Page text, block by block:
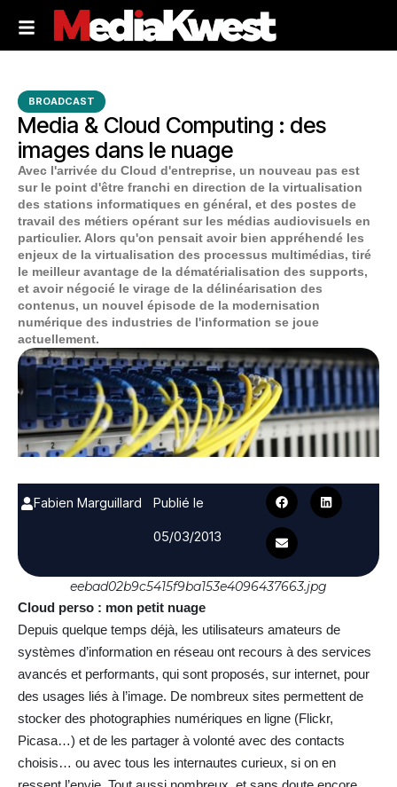
BROADCAST
Media & Cloud Computing : des
images dans le nuage
Avec l'arrivée du Cloud d'entreprise, un nouveau pas est
sur le point d'être franchi en direction de la virtualisation
des stations informatiques en général, et des postes de
travail des métiers opérant sur les médias audiovisuels en
particulier. Alors qu'on pensait avoir bien appréhendé les
enjeux de la virtualisation des processus multimédias, tiré
le meilleur avantage de la dématérialisation des supports,
et avoir négocié le virage de la délinéarisation des
contenus, un nouvel épisode de la modernisation
numérique des industries de l'information se joue
actuellement.
Fabien Marguillard
Publié le
05/03/2013
eebad02b9c5415f9ba153e4096437663.jpg
Cloud perso : mon petit nuage
Depuis quelque temps déjà, les utilisateurs amateurs de
systèmes d’information en réseau ont recours à des services
avancés et performants, qui sont proposés, sur internet, pour
des usages liés à l’image. De nombreux sites permettent de
stocker des photographies numériques en ligne (Flickr,
Picasa…) et de les partager à volonté avec des contacts
choisis… ou avec tous les internautes curieux, si on en